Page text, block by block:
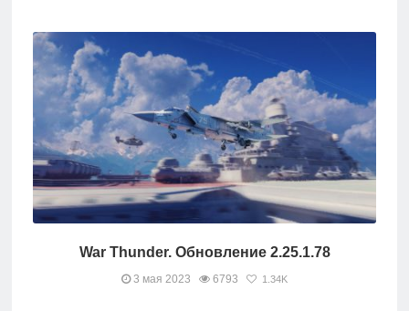
War Thunder. Обновление 2.25.1.78
3 мая 2023 6793 1.34K